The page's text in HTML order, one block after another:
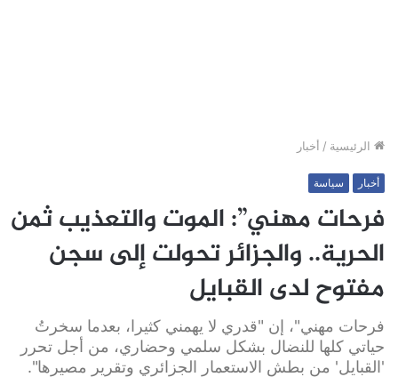
الرئيسية / أخبار
أخبار سياسة
فرحات مهني”: الموت والتعذيب ثمن
الحرية.. والجزائر تحولت إلى سجن
مفتوح لدى القبايل
فرحات مهني"، إن "قدري لا يهمني كثيرا، بعدما سخرتُ
حياتي كلها للنضال بشكل سلمي وحضاري، من أجل تحرر
'القبايل' من بطش الاستعمار الجزائري وتقرير مصيرها".